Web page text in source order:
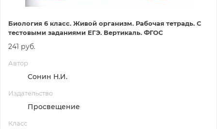
Биология 6 класс. Живой организм. Рабочая тетрадь. С
тестовыми заданиями ЕГЭ. Вертикаль. ФГОС
241 руб.
Автор
Сонин Н.И.
Издательство
Просвещение
Класс